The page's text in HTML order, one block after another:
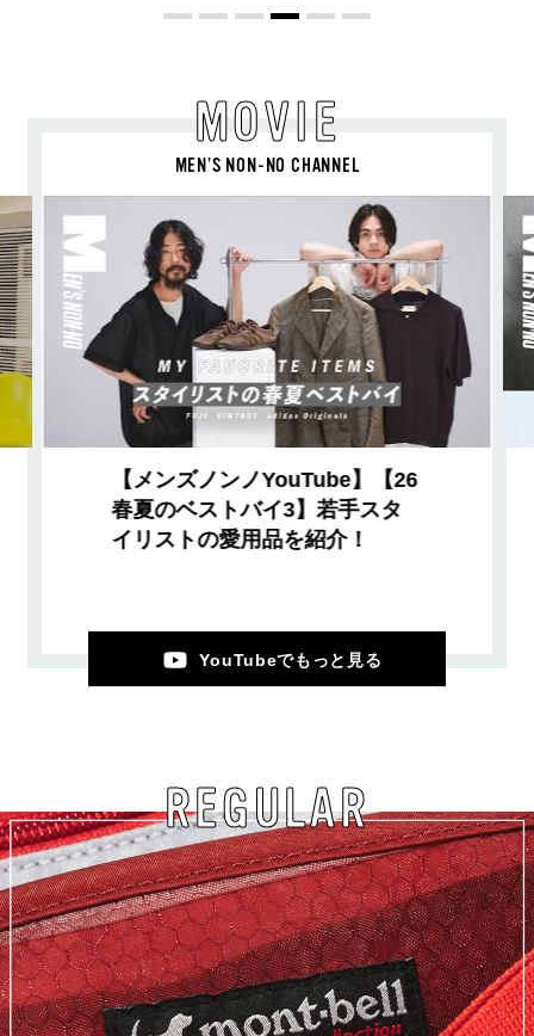
MOVIE
MEN’S NON-NO CHANNEL
【メンズノンノYouTube】【26
春夏のベストバイ3】若手スタ
イリストの愛用品を紹介！
YouTubeでもっと見る
REGULAR